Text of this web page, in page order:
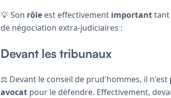
💡 Son rôle est effectivement importanttant
de négociation extra-judiciaires :
Devant les tribunaux
⚖️ Devant le conseil de prud'hommes, il n'est
avocat pour le défendre. Effectivement,